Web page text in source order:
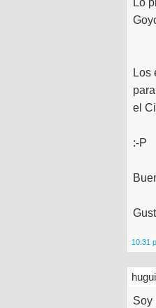
Lo
Los
el
:-P
10:31
Soy